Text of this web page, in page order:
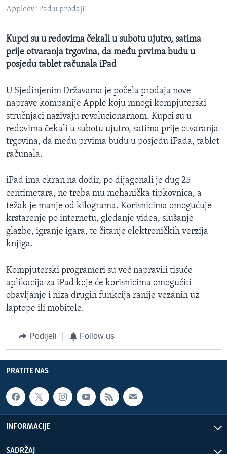
MAGAZIN
Learning English
Jezici
Appleov iPad u prodaji!
Kupci su u redovima čekali u subotu ujutro, satima
prije otvaranja trgovina, da među prvima budu u
posjedu tablet računala iPad
U Sjedinjenim Državama je počela prodaja nove
naprave kompanije Apple koju mnogi kompjuterski
stručnjaci nazivaju revolucionarnom. Kupci su u
redovima čekali u subotu ujutro, satima prije otvaranja
trgovina, da među prvima budu u posjedu iPada, tablet
računala.
iPad ima ekran na dodir, po dijagonali je dug 25
centimetara, ne treba mu mehanička tipkovnica, a
težak je manje od kilograma. Korisnicima omogućuje
krstarenje po internetu, gledanje videa, slušanje
glazbe, igranje igara, te čitanje elektroničkih verzija
knjiga.
Kompjuterski programeri su već napravili tisuće
aplikacija za iPad koje će korisnicima omogućiti
obavljanje i niza drugih funkcija ranije vezanih uz
laptope ili mobitele.
Podijeli Follow us
PRATITE NAS
INFORMACIJE
SADRŽAJ